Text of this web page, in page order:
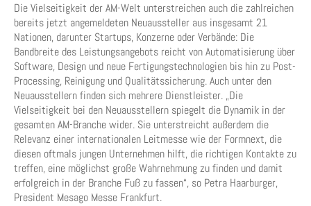
Die Vielseitigkeit der AM-Welt unterstreichen auch die zahlreichen
bereits jetzt angemeldeten Neuaussteller aus insgesamt 21
Nationen, darunter Startups, Konzerne oder Verbände: Die
Bandbreite des Leistungsangebots reicht von Automatisierung über
Software, Design und neue Fertigungstechnologien bis hin zu Post-
Processing, Reinigung und Qualitätssicherung. Auch unter den
Neuausstellern finden sich mehrere Dienstleister. „Die
Vielseitigkeit bei den Neuausstellern spiegelt die Dynamik in der
gesamten AM-Branche wider. Sie unterstreicht außerdem die
Relevanz einer internationalen Leitmesse wie der Formnext, die
diesen oftmals jungen Unternehmen hilft, die richtigen Kontakte zu
treffen, eine möglichst große Wahrnehmung zu finden und damit
erfolgreich in der Branche Fuß zu fassen“, so Petra Haarburger,
President Mesago Messe Frankfurt.